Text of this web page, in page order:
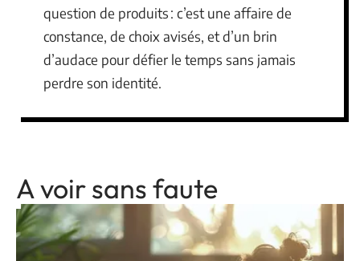
question de produits : c’est une affaire de
constance, de choix avisés, et d’un brin
d’audace pour défier le temps sans jamais
perdre son identité.
A voir sans faute